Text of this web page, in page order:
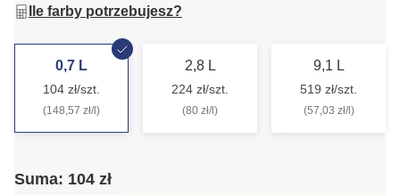
Ile farby potrzebujesz?
0,7 L
104 zł/szt.
(148,57 zł/l)
2,8 L
224 zł/szt.
(80 zł/l)
9,1 L
519 zł/szt.
(57,03 zł/l)
Suma: 104 zł